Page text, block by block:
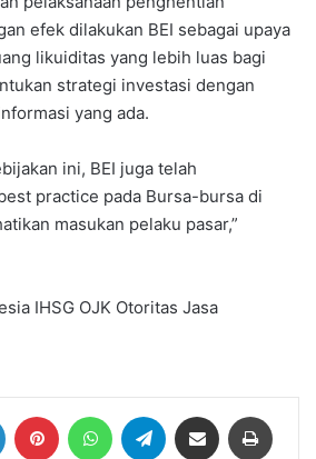
efek dilakukan BEI sebagai upaya
likuiditas yang lebih luas bagi
strategi investasi dengan
yang ada.
ini, BEI juga telah
practice pada Bursa-bursa di
masukan pelaku pasar,”
IHSG OJK Otoritas Jasa
LinkedIn Pinterest WhatsAppTelegram Share via Email